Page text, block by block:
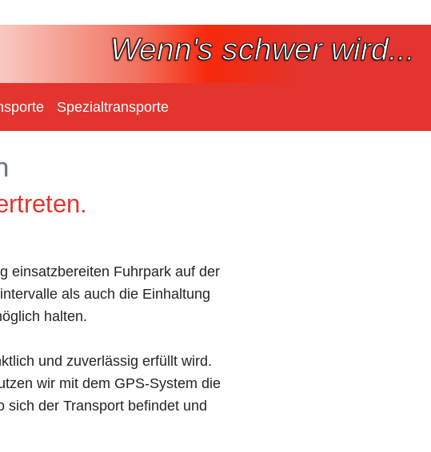
Wenn's schwer wird...
Spezialtransporte
einsatzbereiten Fuhrpark auf der
als auch die Einhaltung
halten.
und zuverlässig erfüllt wird.
wir mit dem GPS-System die
sich der Transport befindet und